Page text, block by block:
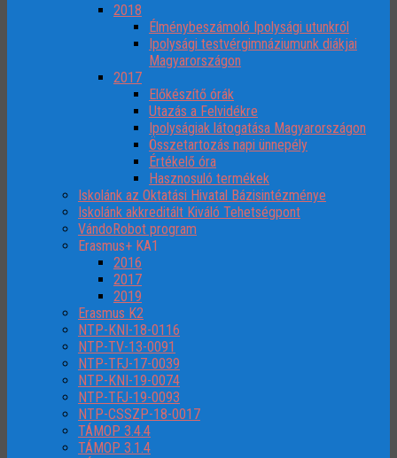
2018
Élménybeszámoló Ipolysági utunkról
Ipolysági testvérgimnáziumunk diákjai
Magyarországon
2017
Előkészítő órák
Utazás a Felvidékre
Ipolyságiak látogatása Magyarországon
Összetartozás napi ünnepély
Értékelő óra
Hasznosuló termékek
Iskolánk az Oktatási Hivatal Bázisintézménye
Iskolánk akkreditált Kiváló Tehetségpont
VándoRobot program
Erasmus+ KA1
2016
2017
2019
Erasmus K2
NTP-KNI-18-0116
NTP-TV-13-0091
NTP-TFJ-17-0039
NTP-KNI-19-0074
NTP-TFJ-19-0093
NTP-CSSZP-18-0017
TÁMOP 3.4.4
TÁMOP 3.1.4